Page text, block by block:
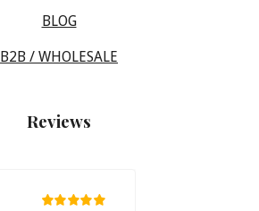
BLOG
B2B / WHOLESALE
Reviews